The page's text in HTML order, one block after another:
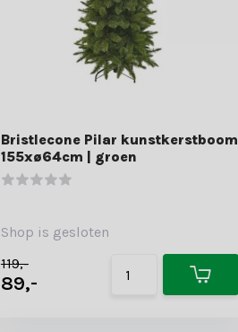
Bristlecone Pilar kunstkerstboom
155xø64cm | groen
Shop is gesloten
119,-
89,-